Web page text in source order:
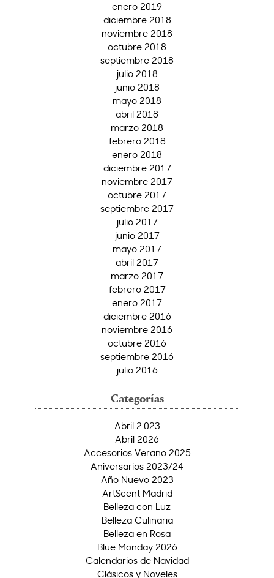
enero 2019
diciembre 2018
noviembre 2018
octubre 2018
septiembre 2018
julio 2018
junio 2018
mayo 2018
abril 2018
marzo 2018
febrero 2018
enero 2018
diciembre 2017
noviembre 2017
octubre 2017
septiembre 2017
julio 2017
junio 2017
mayo 2017
abril 2017
marzo 2017
febrero 2017
enero 2017
diciembre 2016
noviembre 2016
octubre 2016
septiembre 2016
julio 2016
Categorías
Abril 2.023
Abril 2026
Accesorios Verano 2025
Aniversarios 2023/24
Año Nuevo 2023
ArtScent Madrid
Belleza con Luz
Belleza Culinaria
Belleza en Rosa
Blue Monday 2026
Calendarios de Navidad
Clásicos y Noveles